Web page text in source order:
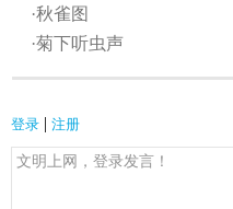
·秋雀图
·菊下听虫声
登录 | 注册